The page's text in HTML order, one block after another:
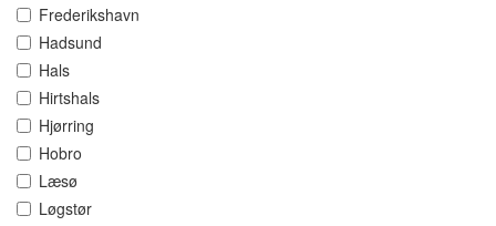
Frederikshavn
Hadsund
Hals
Hirtshals
Hjørring
Hobro
Læsø
Løgstør